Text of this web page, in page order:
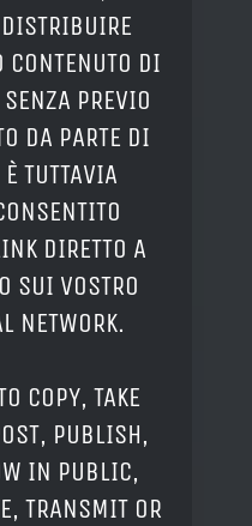
CONTENUTO DI
PREVIO
DA PARTE DI
TUTTAVIA
DIRETTO A
SUI VOSTRO
NETWORK.
COPY, TAKE
PUBLISH,
IN PUBLIC,
TRANSMIT OR